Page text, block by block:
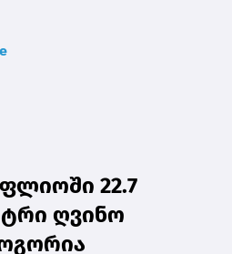
22.7
ღვინო